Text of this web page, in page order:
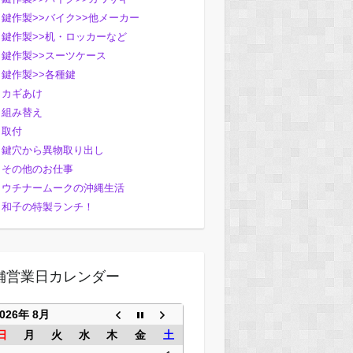
鍵作製>>バイク>>他メーカー
鍵作製>>机・ロッカーなど
鍵作製>>スーツケース
鍵作製>>各種鍵
カギあけ
組み替え
取付
鍵穴から異物取り出し
その他のお仕事
ウチナームークの沖縄生活
和子の特製ランチ！
営業日カレンダー
年 8月
月 火 水 木 金
土